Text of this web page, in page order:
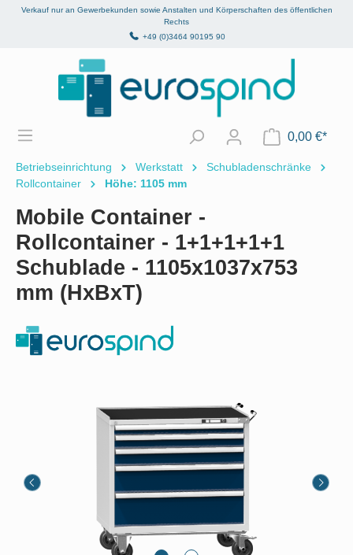
springen
Verkauf nur an Gewerbekunden sowie Anstalten und Körperschaften des öffentlichen
Rechts
+49 (0)3464 90195 90
0,00 €*
Betriebseinrichtung Werkstatt
Schubladenschränke
Rollcontainer
Höhe: 1105 mm
Mobile Container -
Rollcontainer - 1+1+1+1+1
Schublade - 1105x1037x753
mm (HxBxT)